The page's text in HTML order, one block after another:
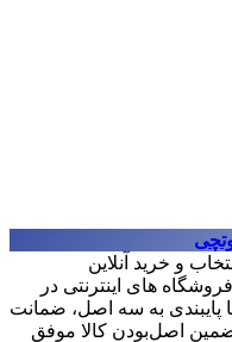
و خرید آنلاین
های اینترنتی در
پایبندی به سه اصل، ضمانت
تضمین اصل‌بودن کالا موفق